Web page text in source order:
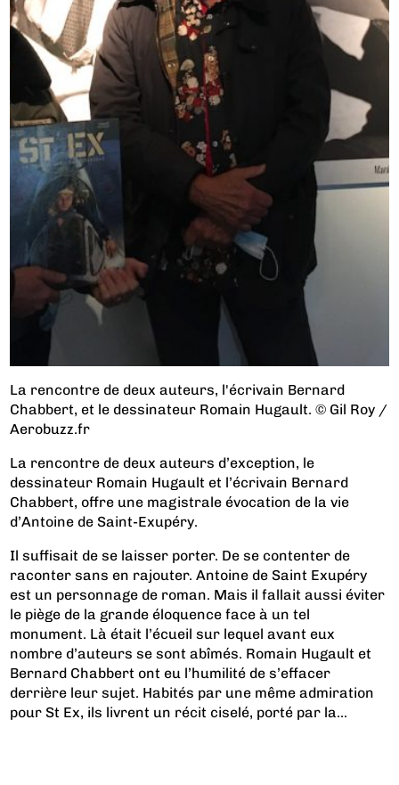
La rencontre de deux auteurs, l'écrivain Bernard
Chabbert, et le dessinateur Romain Hugault. © Gil Roy /
Aerobuzz.fr
La rencontre de deux auteurs d’exception, le
dessinateur Romain Hugault et l’écrivain Bernard
Chabbert, offre une magistrale évocation de la vie
d’Antoine de Saint-Exupéry.
Il suffisait de se laisser porter. De se contenter de
raconter sans en rajouter. Antoine de Saint Exupéry
est un personnage de roman. Mais il fallait aussi éviter
le piège de la grande éloquence face à un tel
monument. Là était l’écueil sur lequel avant eux
nombre d’auteurs se sont abîmés. Romain Hugault et
Bernard Chabbert ont eu l’humilité de s’effacer
derrière leur sujet. Habités par une même admiration
pour St Ex, ils livrent un récit ciselé, porté par la...